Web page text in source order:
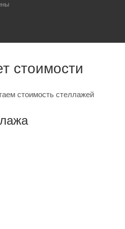
стоимости
стоимость стеллажей